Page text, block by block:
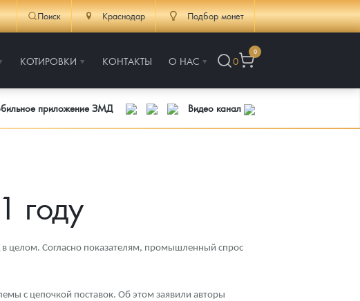
Поиск Краснодар Подбор монет
КОТИРОВКИ КОНТАКТЫ О НАС 0
0
приложение ЗМД Видео канал
году
в целом. Согласно показателям, промышленный спрос
с цепочкой поставок. Об этом заявили авторы